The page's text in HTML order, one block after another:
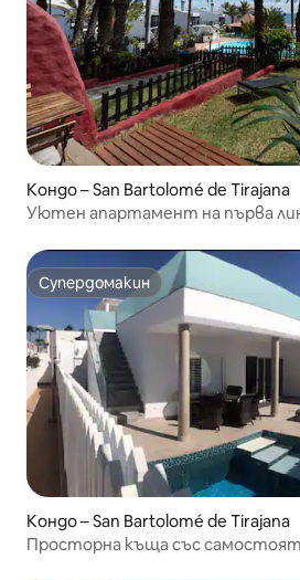
Кондо – San Bartolomé de Tirajana
Уютен апартамент на първа
Супердомакин
Супердомакин
Кондо – San Bartolomé de Tirajana
Просторна къща със